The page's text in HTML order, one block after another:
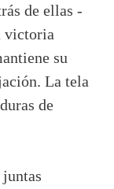
de ellas -
victoria
su
La tela
de